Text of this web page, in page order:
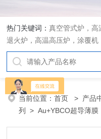
热门关键词：真空管式炉，高
退火炉，高温高压炉，涂覆
当前位置：首页 > 产品
列
> Au+YBCO超导薄膜